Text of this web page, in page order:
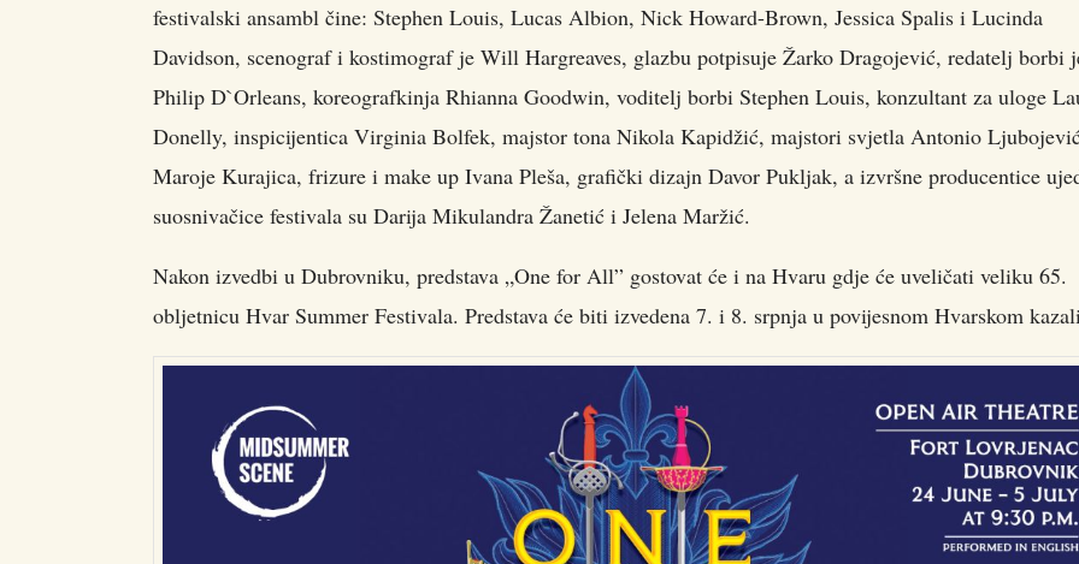
festivalski ansambl čine: Stephen Louis, Lucas Albion, Nick Howard-Brown, Jessica Spalis i Lucinda
Davidson, scenograf i kostimograf je Will Hargreaves, glazbu potpisuje Žarko Dragojević, redatelj borbi
Philip D`Orleans, koreografkinja Rhianna Goodwin, voditelj borbi Stephen Louis, konzultant za uloge
Donelly, inspicijentica Virginia Bolfek, majstor tona Nikola Kapidžić, majstori svjetla Antonio
Maroje Kurajica, frizure i make up Ivana Pleša, grafički dizajn Davor Pukljak, a izvršne producentice
suosnivačice festivala su Darija Mikulandra Žanetić i Jelena Maržić.
Nakon izvedbi u Dubrovniku, predstava „One for All” gostovat će i na Hvaru gdje će uveličati veliku 65.
obljetnicu Hvar Summer Festivala. Predstava će biti izvedena 7. i 8. srpnja u povijesnom Hvarskom